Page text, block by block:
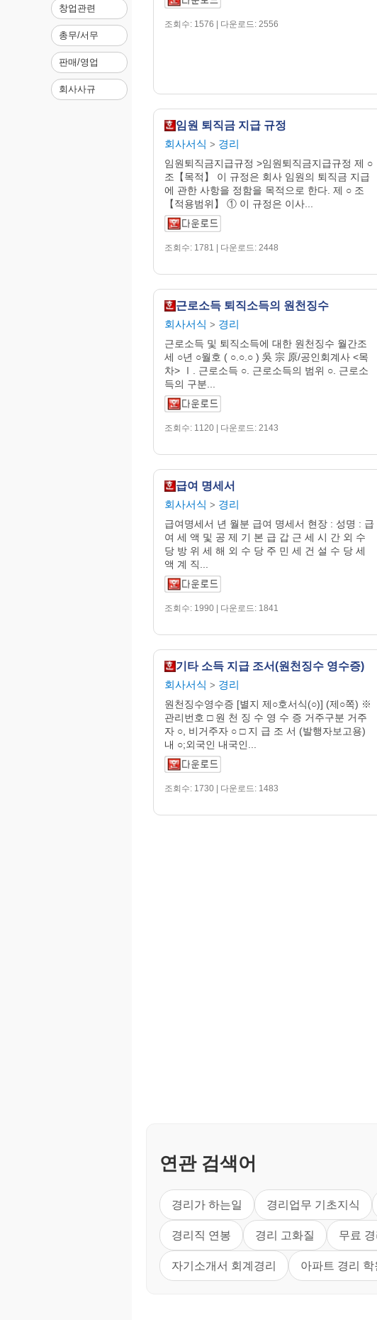
창업관련
총무/서무
판매/영업
회사사규
조회수: 1576 | 다운로드: 2556
임원 퇴직금 지급 규정
회사서식 > 경리
임원퇴직금지급규정 >임원퇴직금지급규정 제 ○
조【목적】 이 규정은 회사 임원의 퇴직금 지급
에 관한 사항을 정함을 목적으로 한다. 제 ○ 조
【적용범위】 ① 이 규정은 이사...
조회수: 1781 | 다운로드: 2448
근로소득 퇴직소득의 원천징수
회사서식 > 경리
근로소득 및 퇴직소득에 대한 원천징수 월간조
세 ○년 ○월호 ( ○.○.○ ) 吳 宗 原/공인회계사 <목
차> Ⅰ. 근로소득 ○. 근로소득의 범위 ○. 근로소
득의 구분...
조회수: 1120 | 다운로드: 2143
급여 명세서
회사서식 > 경리
급여명세서 년 월분 급여 명세서 현장 : 성명 : 급
여 세 액 및 공 제 기 본 급 갑 근 세 시 간 외 수
당 방 위 세 해 외 수 당 주 민 세 건 설 수 당 세
액 계 직...
조회수: 1990 | 다운로드: 1841
기타 소득 지급 조서(원천징수 영수증)
회사서식 > 경리
원천징수영수증 [별지 제○호서식(○)] (제○쪽) ※
관리번호 □ 원 천 징 수 영 수 증 거주구분 거주
자 ○, 비거주자 ○ □ 지 급 조 서 (발행자보고용)
내 ○;외국인 내국인...
조회수: 1730 | 다운로드: 1483
연관 검색어
경리가 하는일 경리업무 기초지식
경리직 연봉 경리 고화질 무료
자기소개서 회계경리 아파트 경리 학